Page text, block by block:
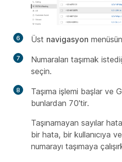
6 Üst navigasyon
7
Numaraları taşımak
seçin.
8
Taşıma işlemi başlar ve
bunlardan 70'tir.
Taşınamayan sayılar
bir hata, bir kullanıcıya
numarayı taşımaya